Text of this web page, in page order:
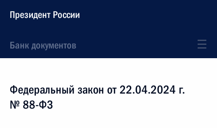
Президент России
Банк документов
Федеральный закон от 22.04.2024 г.
№ 88-ФЗ